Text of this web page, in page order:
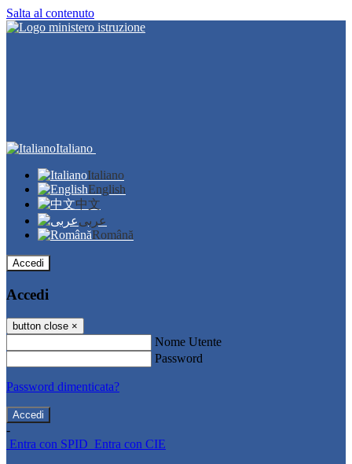
Salta al contenuto
Italiano
Italiano
English
中文
عربى
Română
Accedi
Accedi
button close ×
Nome Utente
Password
Password dimenticata?
-
Entra con SPID Entra con CIE